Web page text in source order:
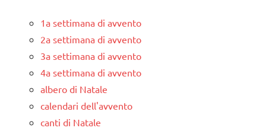
1a settimana di avvento
2a settimana di avvento
3a settimana di avvento
4a settimana di avvento
albero di Natale
calendari dell'avvento
canti di Natale